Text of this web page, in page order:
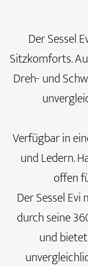
Der Sessel
Sitzkomforts.
Dreh- und
Verfügbar in
und Ledern.
offen
Der Sessel
durch seine
und